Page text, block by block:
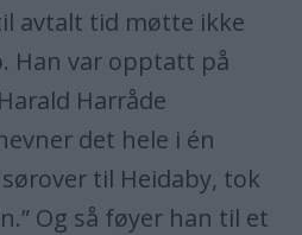
avtalt tid møtte ikke
Han var opptatt på
Harråde
det hele i én
til Heidaby, tok
Og så føyer han til et